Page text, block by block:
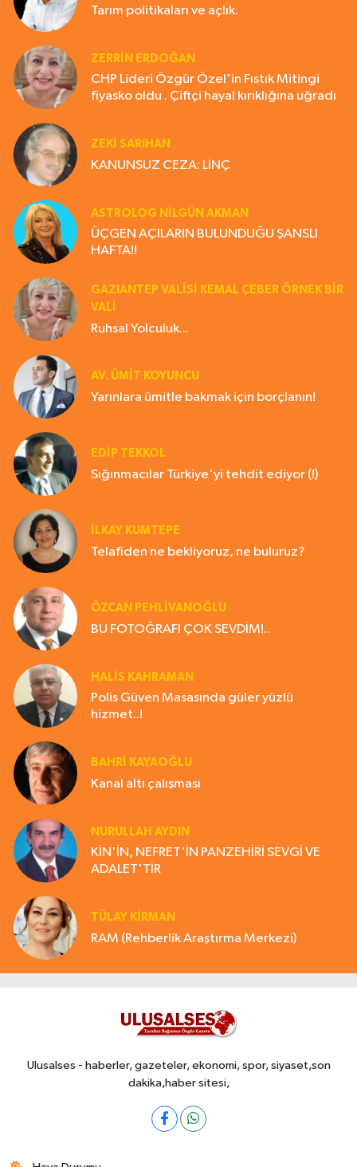
Tarım politikaları ve açlık.
ZERRIN ERDOĞAN
CHP Lideri Özgür Özel'in Fıstık Mitingi
fiyasko oldu . Çiftçi hayal kırıklığına uğradı
ZEKI SARIHAN
KANUNSUZ CEZA: LİNÇ
ASTROLOG NILGÜN AKMAN
ÜÇGEN AÇILARIN BULUNDUĞU ŞANSLI
HAFTA!!
GAZIANTEP VALISI KEMAL ÇEBER ÖRNEK BİR
VALİ
Ruhsal Yolculuk...
AV. ÜMIT KOYUNCU
Yarınlara ümitle bakmak için borçlanın!
EDIP TEKKOL
Sığınmacılar Türkiye'yi tehdit ediyor (!)
İLKAY KUMTEPE
Telafiden ne bekliyoruz, ne buluruz?
ÖZCAN PEHLİVANOĞLU
BU FOTOĞRAFI ÇOK SEVDİM!..
HALIS KAHRAMAN
Polis Güven Masasında güler yüzlü
hizmet..!
BAHRI KAYAOĞLU
Kanal altı çalışması
NURULLAH AYDIN
KİN'İN, NEFRET'İN PANZEHİRİ SEVGİ VE
ADALET'TİR
TÜLAY KİRMAN
RAM (Rehberlik Araştırma Merkezi)
Ulusalses - haberler, gazeteler, ekonomi, spor, siyaset,son
dakika,haber sitesi,